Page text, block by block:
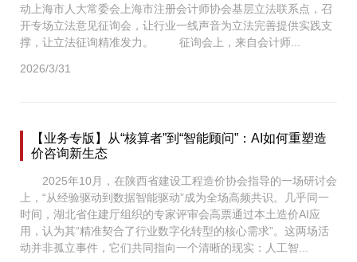
动上海市人大常委会上海市注册会计师协会基层立法联系点，召
开专场立法意见征询会，让行业一线声音为立法完善提供实践支
撑，让立法征询精准发力。 征询会上，来自会计师...
2026/3/31
【业务专版】从“核算者”到“智能顾问”：AI如何重塑造
价咨询新生态
2025年10月，在陕西省建设工程造价协会指导的一场研讨会
上，“从经验驱动到数据智能驱动”成为全场高频共识。几乎同一
时间，湖北省住建厅组织的专家评审会高票通过本土造价AI应
用，认为其“精准契合了行业数字化转型的核心需求”。这两场活
动并非孤立事件，它们共同指向一个清晰的现实：人工智...